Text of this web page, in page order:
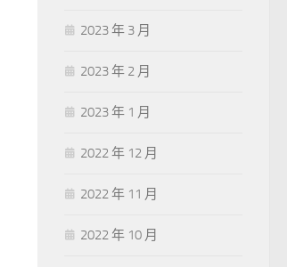
2023 年 3 月
2023 年 2 月
2023 年 1 月
2022 年 12 月
2022 年 11 月
2022 年 10 月